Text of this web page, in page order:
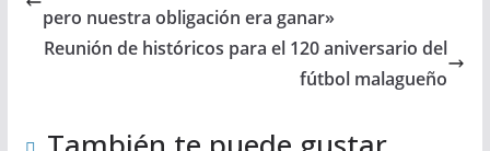
pero nuestra obligación era ganar»
Reunión de históricos para el 120 aniversario del
fútbol malagueño